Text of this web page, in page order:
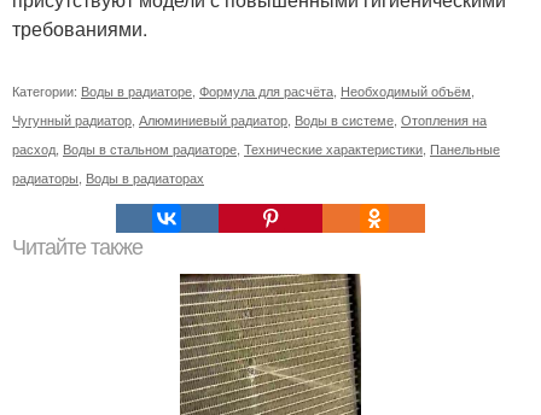
требованиями.
Категории: Воды в радиаторе Формула для расчёта Необходимый объём
Чугунный радиатор Алюминиевый радиатор Воды в системе Отопления на
расход Воды в стальном радиаторе Технические характеристики Панельные
радиаторы Воды в радиаторах
Читайте также